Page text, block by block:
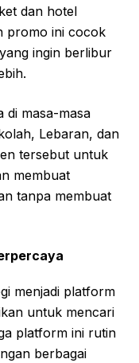
dan hotel
promo ini cocok
ingin berlibur
di masa-masa
Lebaran, dan
tersebut untuk
membuat
tanpa membuat
menjadi platform
untuk mencari
platform ini rutin
berbagai